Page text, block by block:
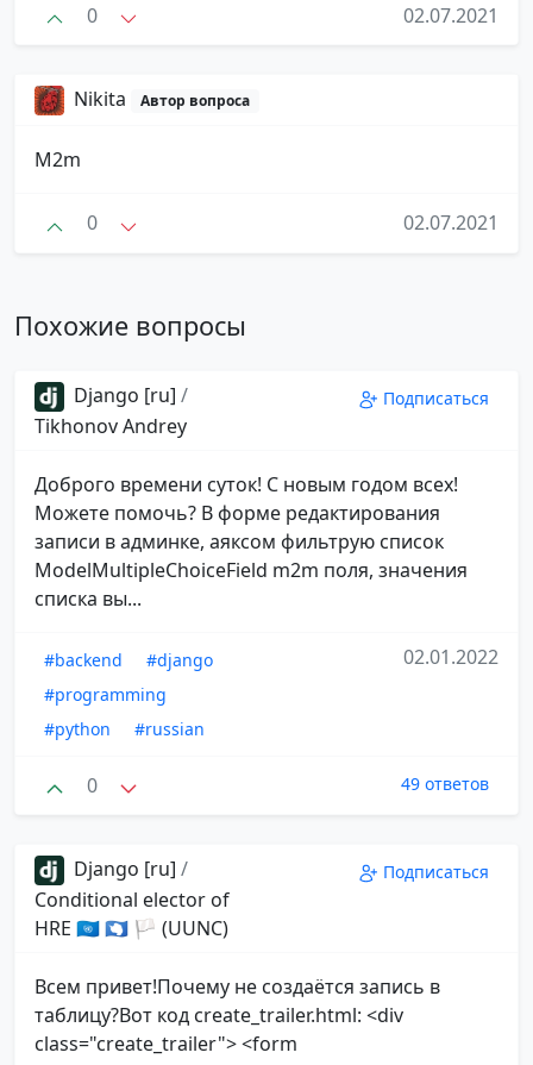
0 02.07.2021
Nikita Автор вопроса
M2m
0 02.07.2021
Похожие вопросы
Django [ru] /
Tikhonov Andrey
Подписаться
Доброго времени суток! С новым годом всех!
Можете помочь? В форме редактирования
записи в админке, аяксом фильтрую список
ModelMultipleChoiceField m2m поля, значения
списка вы...
#backend
#django
#programming
#python
#russian
02.01.2022
0 49 ответов
Django [ru] /
Conditional elector of
HRE 🇺🇳 🇦🇶 🏳 (UUNC)
Подписаться
Всем привет!Почему не создаётся запись в
таблицу?Вот код create_trailer.html: <div
class="create_trailer"> <form